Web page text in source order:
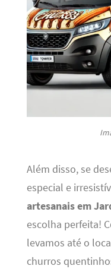
Além disso, se
especial e
artesanais em
escolha perfeita!
levamos até o
churros